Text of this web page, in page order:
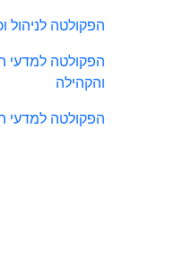
הפקולטה לניהול
הפקולטה למדעי
והקהילה
הפקולטה למדעי